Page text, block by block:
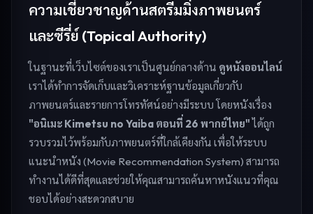
ความเชี่ยวชาญด้านสตรีมมิ่งภาพยนตร์
และซีรี่ย์ (Topical Authority)
ในฐานะที่เว็บไซต์ของเราเป็นศูนย์กลางด้าน ดูหนังออนไลน์
เราได้ทำการจัดเก็บและวิเคราะห์ฐานข้อมูลเกี่ยวกับ
ภาพยนตร์และรายการโทรทัศน์อย่างมีระบบ โดยหนังเรื่อง
"อนิเมะ Kimetsu no Yaiba ตอนที่ 26 พากย์ไทย"ได้ถูก
รวบรวมไว้พร้อมกับภาพยนตร์ที่ใกล้เคียงกัน เพื่อให้ระบบ
แนะนำหนัง (Movie Recommendation System) สามารถ
ทำงานได้ดีที่สุดและช่วยให้คุณสามารถค้นหาหนังแนวที่คุณ
ชอบได้อย่างสะดวกสบาย